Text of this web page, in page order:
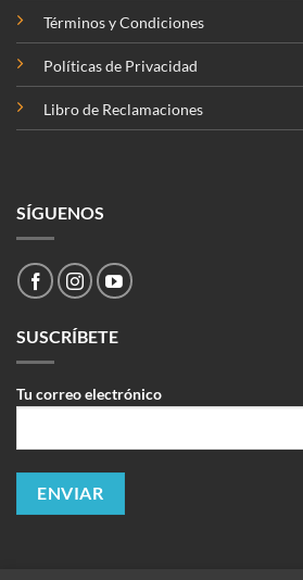
Términos y Condiciones
Políticas de Privacidad
Libro de Reclamaciones
SÍGUENOS
SUSCRÍBETE
Tu correo electrónico